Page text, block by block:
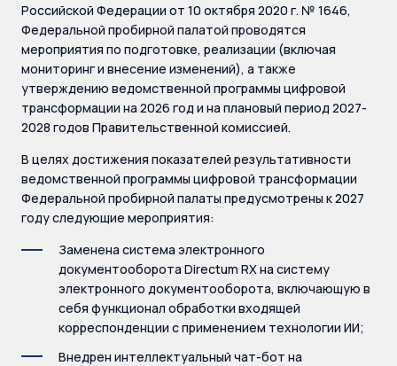
Российской Федерации от 10 октября 2020 г. № 1646,
Федеральной пробирной палатой проводятся
мероприятия по подготовке, реализации (включая
мониторинг и внесение изменений), а также
утверждению ведомственной программы цифровой
трансформации на 2026 год и на плановый период 2027-
2028 годов Правительственной комиссией.
В целях достижения показателей результативности
ведомственной программы цифровой трансформации
Федеральной пробирной палаты предусмотрены к 2027
году следующие мероприятия:
Заменена система электронного
документооборота Directum RX на систему
электронного документооборота, включающую в
себя функционал обработки входящей
корреспонденции с применением технологии ИИ;
Внедрен интеллектуальный чат-бот на